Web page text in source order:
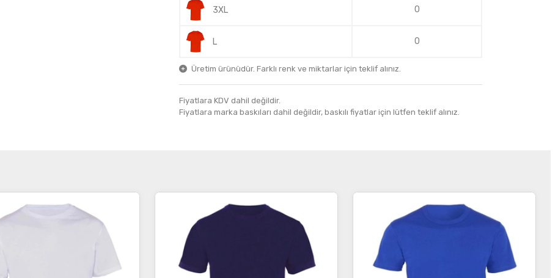
3XL 0
L 0
Üretim ürünüdür. Farklı renk ve miktarlar için teklif alınız.
Fiyatlara KDV dahil değildir.
Fiyatlara marka baskıları dahil değildir, baskılı fiyatlar için lütfen teklif alınız.